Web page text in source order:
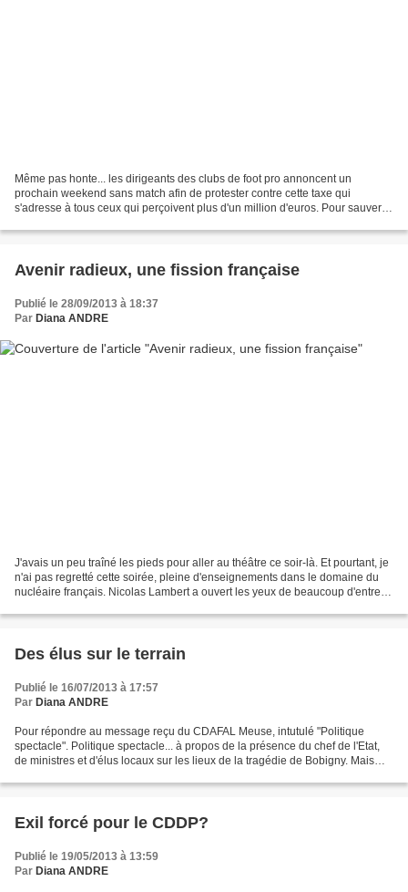
Même pas honte... les dirigeants des clubs de foot pro annoncent un
prochain weekend sans match afin de protester contre cette taxe qui
s'adresse à tous ceux qui perçoivent plus d'un million d'euros. Pour sauver le
Avenir radieux, une fission française
Publié le 28/09/2013 à 18:37
Par Diana ANDRE
J'avais un peu traîné les pieds pour aller au théâtre ce soir-là. Et pourtant, je
n'ai pas regretté cette soirée, pleine d'enseignements dans le domaine du
nucléaire français. Nicolas Lambert a ouvert les yeux de beaucoup d'entre
Des élus sur le terrain
Publié le 16/07/2013 à 17:57
Par Diana ANDRE
Pour répondre au message reçu du CDAFAL Meuse, intutulé "Politique
spectacle". Politique spectacle... à propos de la présence du chef de l'Etat,
de ministres et d'élus locaux sur les lieux de la tragédie de Bobigny. Mais
Exil forcé pour le CDDP?
Publié le 19/05/2013 à 13:59
Par Diana ANDRE